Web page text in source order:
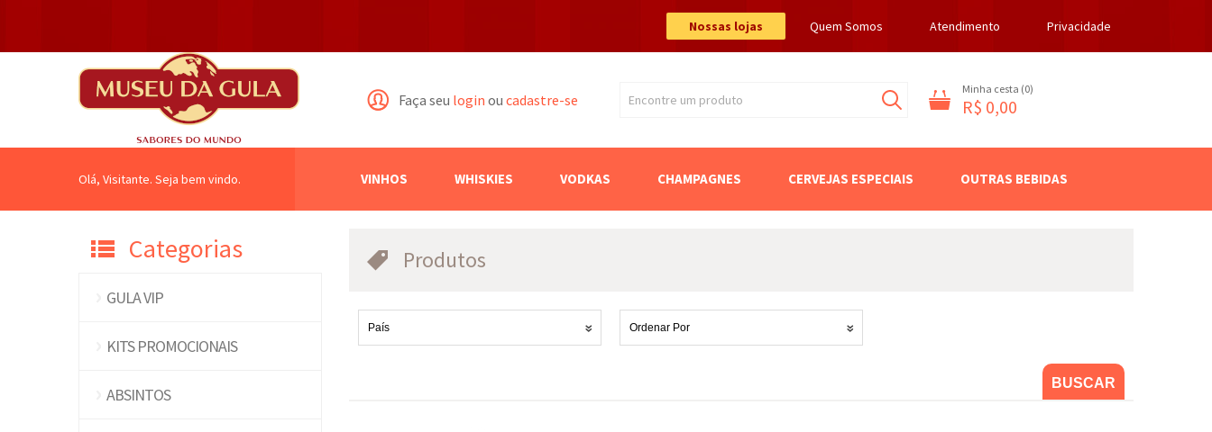
Nossas lojas Quem Somos Atendimento Privacidade
Faça seu login ou cadastre-se Encontre um produto
Buscar
Minha cesta (0)
R$ 0,00
Olá, Visitante. Seja bem vindo. VINHOS WHISKIES VODKAS CHAMPAGNES CERVEJAS ESPECIAIS OUTRAS BEBIDAS
Categorias
GULA VIP
KITS PROMOCIONAIS
ABSINTOS
Produtos
BUSCAR